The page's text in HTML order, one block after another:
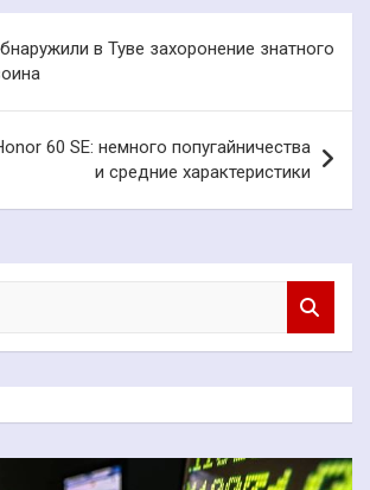
в Туве захоронение знатного
60 SE: немного попугайничества
и средние характеристики